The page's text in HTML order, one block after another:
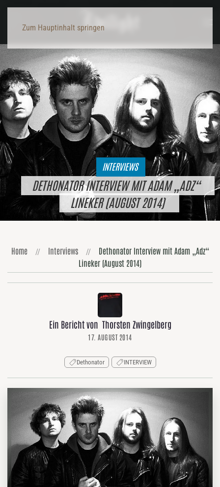
Zum Hauptinhalt springen
INTERVIEWS
DETHONATOR INTERVIEW MIT ADAM „ADZ“
LINEKER (AUGUST 2014)
Home Interviews
Dethonator Interview mit Adam „Adz“
Lineker (August 2014)
Ein Bericht von Thorsten Zwingelberg
17. AUGUST 2014
Dethonator INTERVIEW